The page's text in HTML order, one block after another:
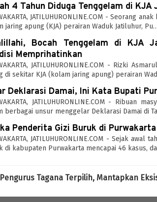
4 Tahun Diduga Tenggelam di
JATILUHURONLINE.COM - Seorang
jaring apung (KJA) perairan Waduk Jatiluhur,
Bocah Tenggelam di KJA
Memprihatinkan
JATILUHURONLINE.COM - Rizki
di sekitar KJA (kolam jaring apung) perairan
Deklarasi Damai, Ini Kata Bupati
JATILUHURONLINE.COM - Ribuan
berbagai unsur menggelar Deklarasi Damai di
Penderita Gizi Buruk di
JATILUHURONLINE.COM - Sejak
di kabupaten Purwakarta mencapai 46 kasus,
Tagana Terpilih, Mantapkan